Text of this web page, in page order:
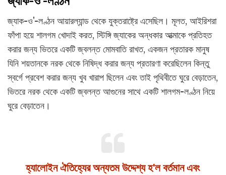
জ্যাক-ও'-লণ্ঠন আয়ারল্যান্ড থেকে যুক্তরাষ্ট্রে এসেছিল। মূলত, আইরিশরা
ফাঁপা হয়ে শালগম খোদাই করত, স্টিঙ্গি জ্যাকের অন্ধকার আত্মাকে প্রতিহত
করার জন্য ভিতরে একটি জ্বলন্ত মোমবাতি রাখত, একজন প্রতারক মানুষ
যিনি শয়তানকে নরক থেকে নিষিদ্ধ করার জন্য প্রতারণা করেছিলেন কিন্তু
স্বর্গে প্রবেশ করার জন্য খুব খারাপ ছিলেন এবং তাই পৃথিবীতে ঘুরে বেড়াতেন,
ভিতরে নরক থেকে একটি জ্বলন্ত আগুনের সাথে একটি শালগম-লণ্ঠন নিয়ে
ঘুরে বেড়াতেন।
হ্যালোইন ঐতিহ্যের অন্যতম উদ্দেশ্য হ'ল বর্তমান এবং